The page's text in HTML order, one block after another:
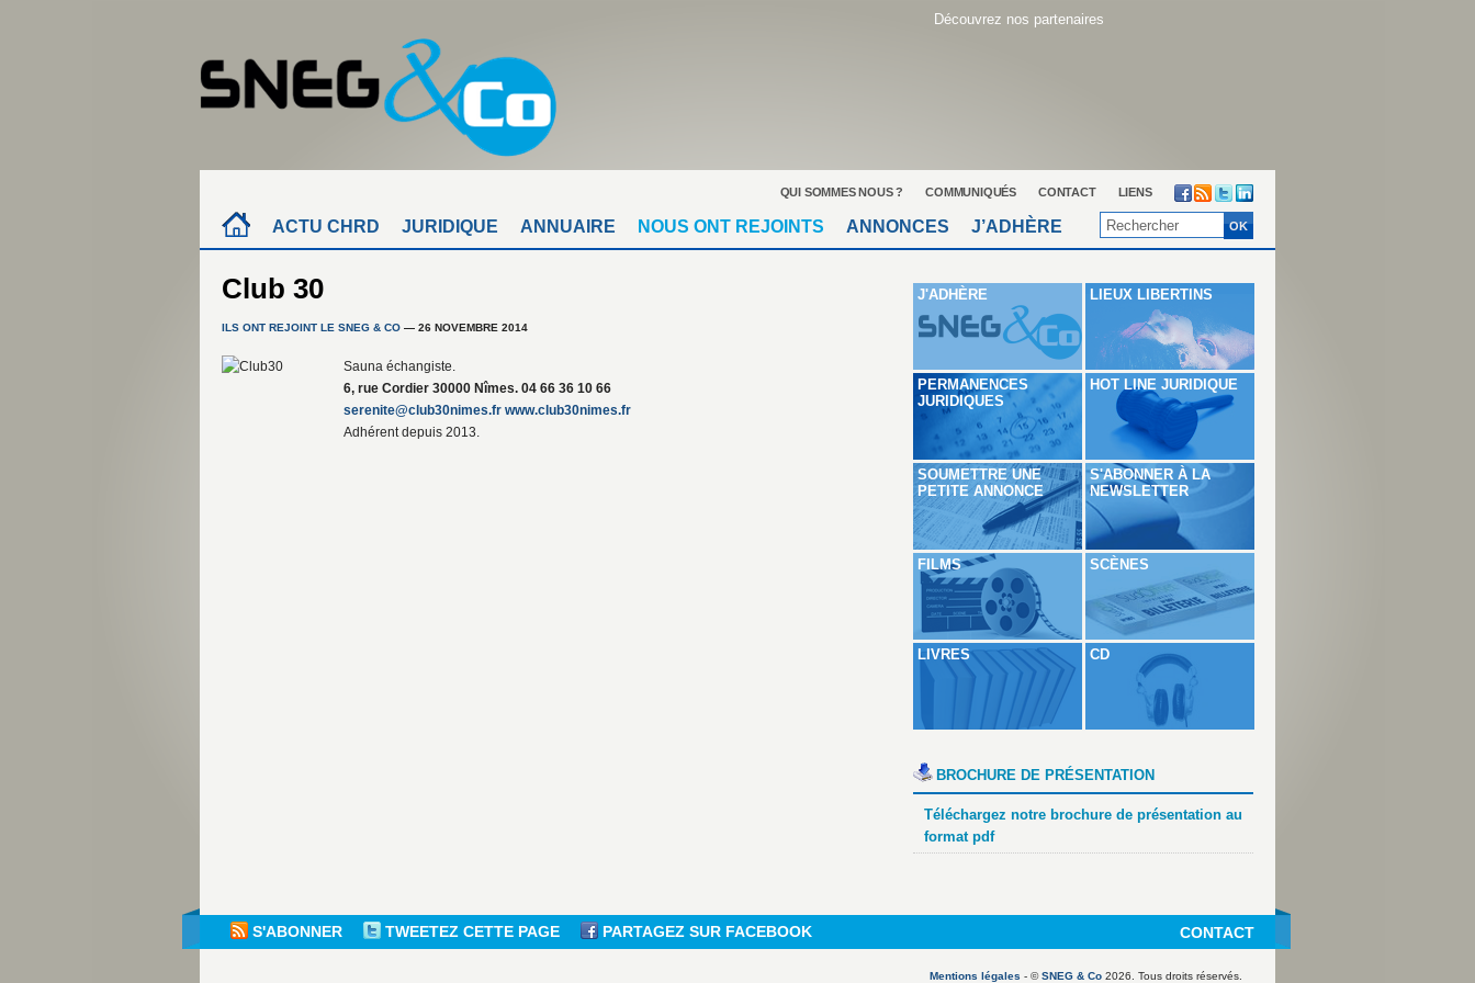
Découvrez nos partenaires
QUI SOMMES NOUS ? COMMUNIQUÉS CONTACT LIENS
ACTU CHRD JURIDIQUE ANNUAIRE NOUS ONT REJOINTS ANNONCES J’ADHÈRE
Club 30
ILS ONT REJOINT LE SNEG & CO — 26 NOVEMBRE 2014
Sauna échangiste.
6, rue Cordier 30000 Nîmes. 04 66 36 10 66
serenite@club30nimes.fr www.club30nimes.fr
Adhérent depuis 2013.
J'ADHÈRE LIEUX LIBERTINS
PERMANENCES
JURIDIQUES
HOT LINE JURIDIQUE
SOUMETTRE UNE
PETITE ANNONCE
S'ABONNER À LA
NEWSLETTER
FILMS SCÈNES
LIVRES CD
BROCHURE DE PRÉSENTATION
Téléchargez notre brochure de présentation au
format pdf
S'ABONNER TWEETEZ CETTE PAGE PARTAGEZ SUR FACEBOOK CONTACT
Mentions légales - ©SNEG & Co 2026. Tous droits réservés.